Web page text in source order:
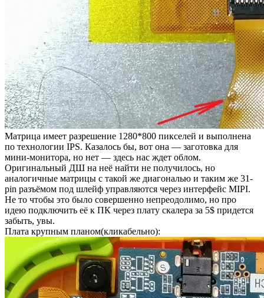
Матрица имеет разрешение 1280*800 пикселей и выполнена
по технологии IPS. Казалось бы, вот она — заготовка для
мини-монитора, но нет — здесь нас ждет облом.
Оригинальный ДШ на неё найти не получилось, но
аналогичные матрицы с такой же диагональю и таким же 31-
pin разъёмом под шлейф управляются через интерфейс MIPI.
Не то чтобы это было совершенно непреодолимо, но про
идею подключить её к ПК через плату скалера за 5$ придется
забыть, увы.
Плата крупным планом(кликабельно):